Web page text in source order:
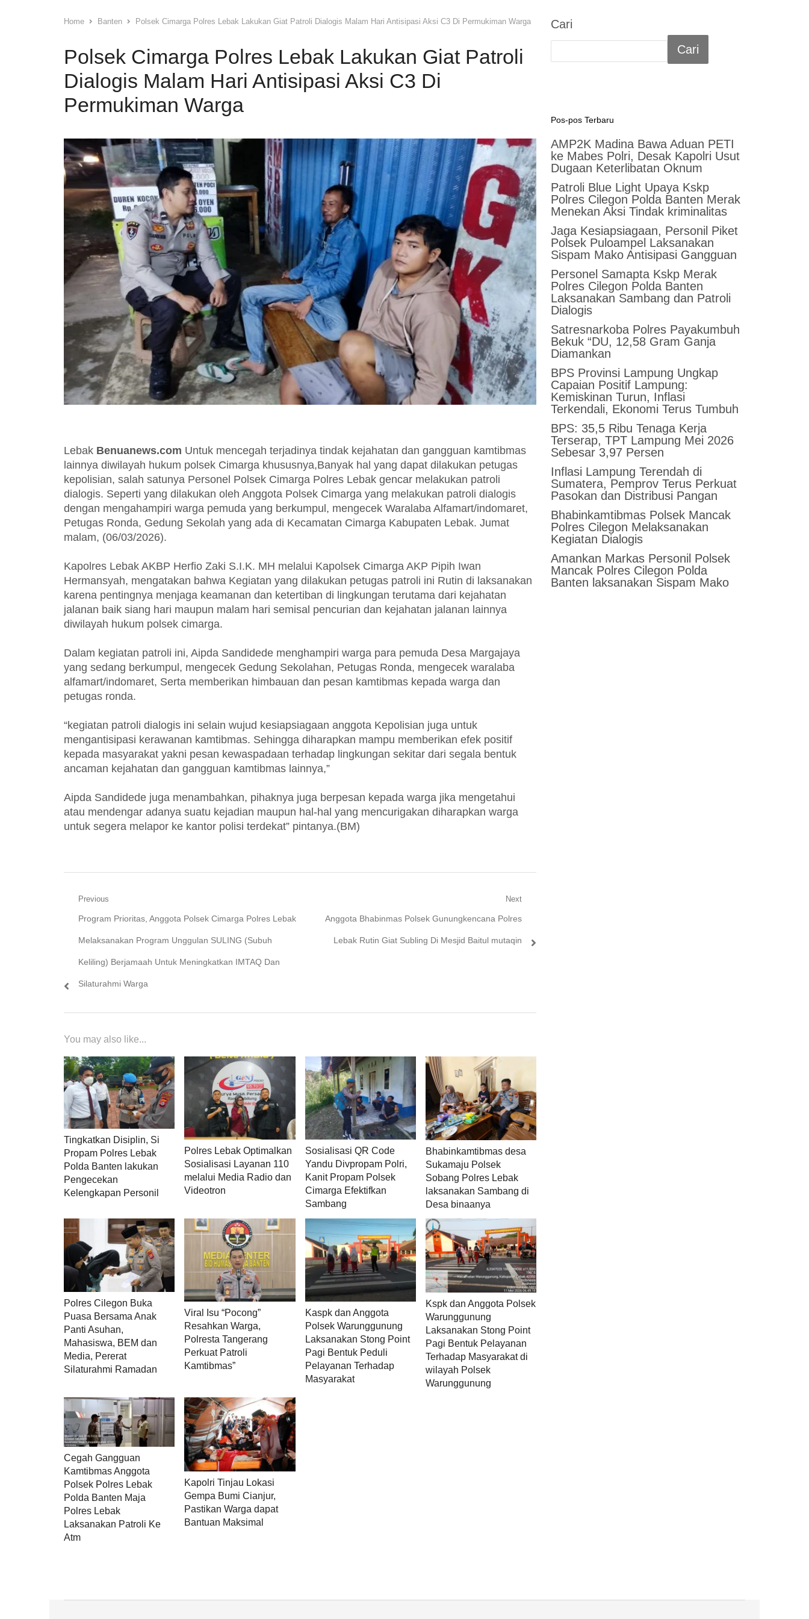
Home Banten Polsek Cimarga Polres Lebak Lakukan Giat Patroli Dialogis Malam Hari Antisipasi Aksi C3 Di Permukiman Warga
Polsek Cimarga Polres Lebak Lakukan Giat Patroli
Dialogis Malam Hari Antisipasi Aksi C3 Di
Permukiman Warga
Lebak Benuanews.com Untuk mencegah terjadinya tindak kejahatan dan gangguan kamtibmas
lainnya diwilayah hukum polsek Cimarga khususnya,Banyak hal yang dapat dilakukan petugas
kepolisian, salah satunya Personel Polsek Cimarga Polres Lebak gencar melakukan patroli
dialogis. Seperti yang dilakukan oleh Anggota Polsek Cimarga yang melakukan patroli dialogis
dengan mengahampiri warga pemuda yang berkumpul, mengecek Waralaba Alfamart/indomaret,
Petugas Ronda, Gedung Sekolah yang ada di Kecamatan Cimarga Kabupaten Lebak. Jumat
malam, (06/03/2026).
Kapolres Lebak AKBP Herfio Zaki S.I.K. MH melalui Kapolsek Cimarga AKP Pipih Iwan
Hermansyah, mengatakan bahwa Kegiatan yang dilakukan petugas patroli ini Rutin di laksanakan
karena pentingnya menjaga keamanan dan ketertiban di lingkungan terutama dari kejahatan
jalanan baik siang hari maupun malam hari semisal pencurian dan kejahatan jalanan lainnya
diwilayah hukum polsek cimarga.
Dalam kegiatan patroli ini, Aipda Sandidede menghampiri warga para pemuda Desa Margajaya
yang sedang berkumpul, mengecek Gedung Sekolahan, Petugas Ronda, mengecek waralaba
alfamart/indomaret, Serta memberikan himbauan dan pesan kamtibmas kepada warga dan
petugas ronda.
“kegiatan patroli dialogis ini selain wujud kesiapsiagaan anggota Kepolisian juga untuk
mengantisipasi kerawanan kamtibmas. Sehingga diharapkan mampu memberikan efek positif
kepada masyarakat yakni pesan kewaspadaan terhadap lingkungan sekitar dari segala bentuk
ancaman kejahatan dan gangguan kamtibmas lainnya,”
Aipda Sandidede juga menambahkan, pihaknya juga berpesan kepada warga jika mengetahui
atau mendengar adanya suatu kejadian maupun hal-hal yang mencurigakan diharapkan warga
untuk segera melapor ke kantor polisi terdekat” pintanya.(BM)
Navigasi
pos
Previous
Previous
post:
Program Prioritas, Anggota Polsek Cimarga Polres Lebak
Melaksanakan Program Unggulan SULING (Subuh
Keliling) Berjamaah Untuk Meningkatkan IMTAQ Dan
Silaturahmi Warga
Next
Next
post:
Anggota Bhabinmas Polsek Gunungkencana Polres
Lebak Rutin Giat Subling Di Mesjid Baitul mutaqin
You may also like...
Tingkatkan Disiplin, Si
Propam Polres Lebak
Polda Banten lakukan
Pengecekan
Kelengkapan Personil
Polres Lebak Optimalkan
Sosialisasi Layanan 110
melalui Media Radio dan
Videotron
Sosialisasi QR Code
Yandu Divpropam Polri,
Kanit Propam Polsek
Cimarga Efektifkan
Sambang
Bhabinkamtibmas desa
Sukamaju Polsek
Sobang Polres Lebak
laksanakan Sambang di
Desa binaanya
Polres Cilegon Buka
Puasa Bersama Anak
Panti Asuhan,
Mahasiswa, BEM dan
Media, Pererat
Silaturahmi Ramadan
Viral Isu “Pocong”
Resahkan Warga,
Polresta Tangerang
Perkuat Patroli
Kamtibmas”
Kaspk dan Anggota
Polsek Warunggunung
Laksanakan Stong Point
Pagi Bentuk Peduli
Pelayanan Terhadap
Masyarakat
Kspk dan Anggota Polsek
Warunggunung
Laksanakan Stong Point
Pagi Bentuk Pelayanan
Terhadap Masyarakat di
wilayah Polsek
Warunggunung
Cegah Gangguan
Kamtibmas Anggota
Polsek Polres Lebak
Polda Banten Maja
Polres Lebak
Laksanakan Patroli Ke
Atm
Kapolri Tinjau Lokasi
Gempa Bumi Cianjur,
Pastikan Warga dapat
Bantuan Maksimal
Cari
Cari
Pos-pos Terbaru
AMP2K Madina Bawa Aduan PETI
ke Mabes Polri, Desak Kapolri Usut
Dugaan Keterlibatan Oknum
Patroli Blue Light Upaya Kskp
Polres Cilegon Polda Banten Merak
Menekan Aksi Tindak kriminalitas
Jaga Kesiapsiagaan, Personil Piket
Polsek Puloampel Laksanakan
Sispam Mako Antisipasi Gangguan
Personel Samapta Kskp Merak
Polres Cilegon Polda Banten
Laksanakan Sambang dan Patroli
Dialogis
Satresnarkoba Polres Payakumbuh
Bekuk “DU, 12,58 Gram Ganja
Diamankan
BPS Provinsi Lampung Ungkap
Capaian Positif Lampung:
Kemiskinan Turun, Inflasi
Terkendali, Ekonomi Terus Tumbuh
BPS: 35,5 Ribu Tenaga Kerja
Terserap, TPT Lampung Mei 2026
Sebesar 3,97 Persen
Inflasi Lampung Terendah di
Sumatera, Pemprov Terus Perkuat
Pasokan dan Distribusi Pangan
Bhabinkamtibmas Polsek Mancak
Polres Cilegon Melaksanakan
Kegiatan Dialogis
Amankan Markas Personil Polsek
Mancak Polres Cilegon Polda
Banten laksanakan Sispam Mako